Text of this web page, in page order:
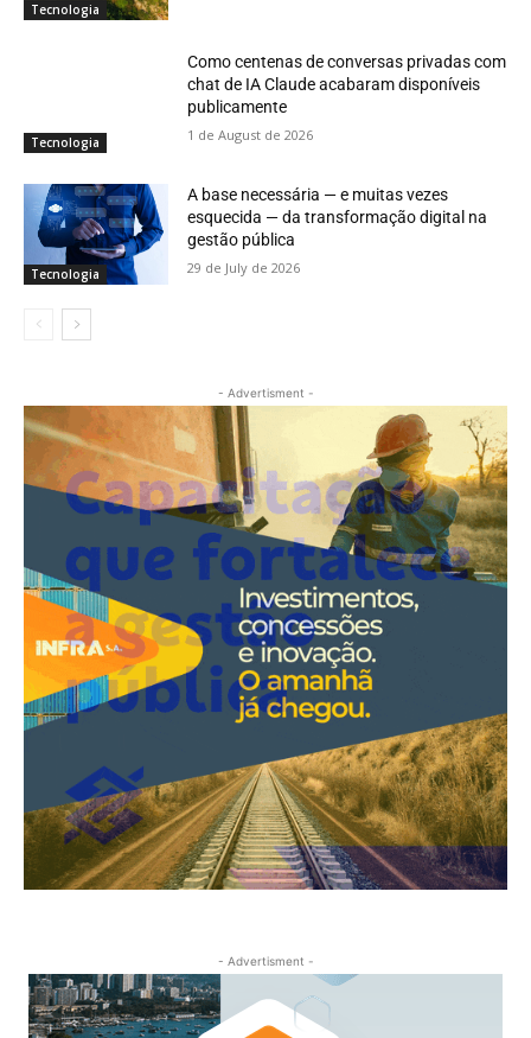
Tecnologia
Tecnologia
Como centenas de conversas privadas com
chat de IA Claude acabaram disponíveis
publicamente
1 de August de 2026
Tecnologia
A base necessária — e muitas vezes
esquecida — da transformação digital na
gestão pública
29 de July de 2026
- Advertisment -
- Advertisment -